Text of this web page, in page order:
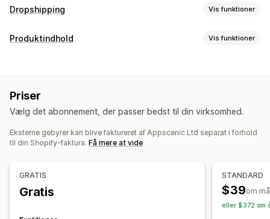
Dropshipping Vis funktioner
Produkter, du kan sælge
Babyprodukter
Møbler Erhverv og kontor Hardware Auto
Veletablerede produkter
De Forenede Arabiske Emirater
Grækenland
Polen
Rumænien
Produktindhold Vis funktioner
Opslag på sociale medier
Generering med kunstig intelligens Billedredigering
Automatisk optimering
Optimering af webadresser
Priser
Vælg det abonnement, der passer bedst til din virksomhed.
Eksterne gebyrer kan blive faktureret af Appscenic Ltd separat i forhold
til din Shopify-faktura. Få mere at vide
GRATIS
Gratis
STANDARD
$39om
eller $372 om